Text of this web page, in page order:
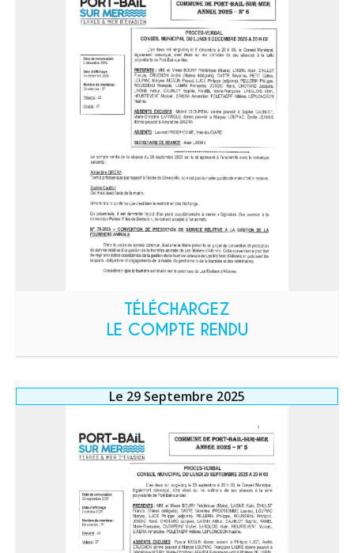
TÉLÉCHARGEZ
LE COMPTE RENDU
Le 29 Septembre 2025